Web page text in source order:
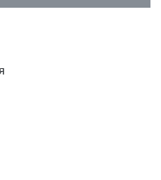
меня на этом
пароль?